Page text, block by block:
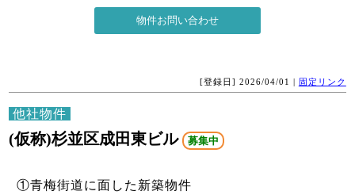
[登録日] 2026/04/01 | 固定リンク
他社物件
(仮称)杉並区成田東ビル 募集中
①青梅街道に面した新築物件